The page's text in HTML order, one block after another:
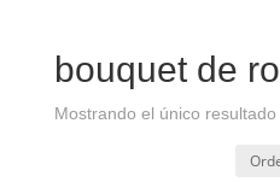
bouquet de
Mostrando el único resultado